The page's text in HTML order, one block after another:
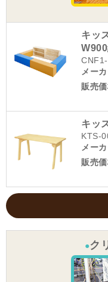
キッ
メー
販売
キッ
KTS-
メー
販売
●ク